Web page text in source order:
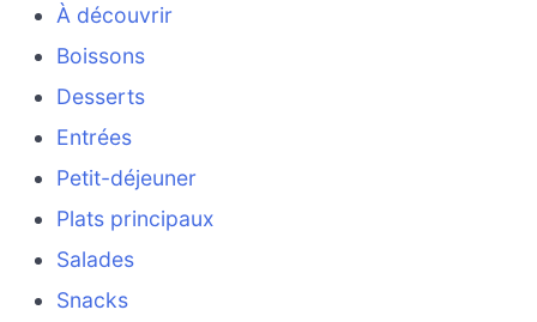
À découvrir
Boissons
Desserts
Entrées
Petit-déjeuner
Plats principaux
Salades
Snacks